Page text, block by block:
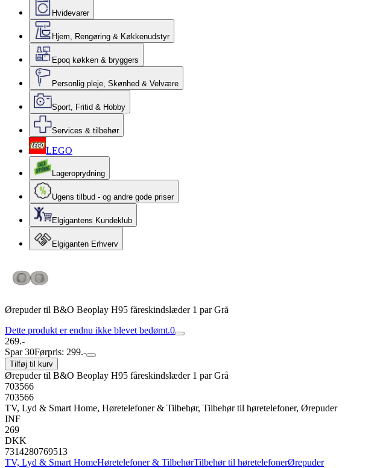
Hvidevarer
Hjem, Rengøring & Køkkenudstyr
Epoq køkken & bryggers
Personlig pleje, Skønhed & Velvære
Sport, Fritid & Hobby
Services & tilbehør
LEGO
Lageroprydning
Ugens tilbud - og andre gode priser
Elgigantens Kundeklub
Elgiganten Erhverv
Ørepuder til B&O Beoplay H95 fåreskindslæder 1 par Grå
Dette produkt er endnu ikke blevet bedømt.0
269.-
Spar 30Førpris: 299.-
Tilføj til kurv
Ørepuder til B&O Beoplay H95 fåreskindslæder 1 par Grå
703566
703566
TV, Lyd & Smart Home, Høretelefoner & Tilbehør, Tilbehør til høretelefoner, Ørepuder
INF
269
DKK
7314280769513
TV, Lyd & Smart HomeHøretelefoner & TilbehørTilbehør til høretelefonerØrepuder